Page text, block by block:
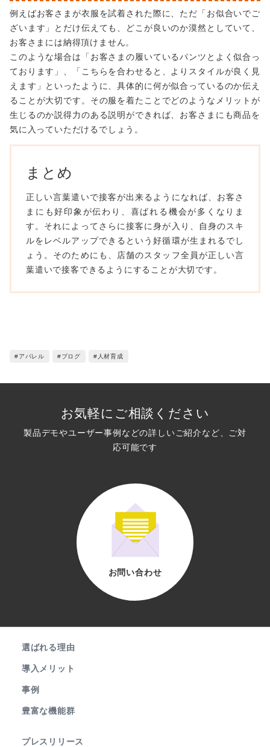
例えばお客さまが衣服を試着された際に、ただ「お似合いでご
ざいます」とだけ伝えても、どこが良いのか漠然としていて、
お客さまには納得頂けません。
このような場合は「お客さまの履いているパンツとよく似合っ
ております」、「こちらを合わせると、よりスタイルが良く見
えます」といったように、具体的に何が似合っているのか伝え
ることが大切です。その服を着たことでどのようなメリットが
生じるのか説得力のある説明ができれば、お客さまにも商品を
気に入っていただけるでしょう。
まとめ
正しい言葉遣いで接客が出来るようになれば、お客さ
まにも好印象が伝わり、喜ばれる機会が多くなりま
す。それによってさらに接客に身が入り、自身のスキ
ルをレベルアップできるという好循環が生まれるでし
ょう。そのためにも、店舗のスタッフ全員が正しい言
葉遣いで接客できるようにすることが大切です。
#アパレル #ブログ #人材育成
お気軽にご相談ください
製品デモやユーザー事例などの詳しいご紹介など、ご対
応可能です
お問い合わせ
選ばれる理由
導入メリット
事例
豊富な機能群
プレスリリース